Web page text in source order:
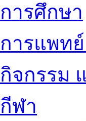
การศึกษา
การแพท
กิจกรรม
กีฬา